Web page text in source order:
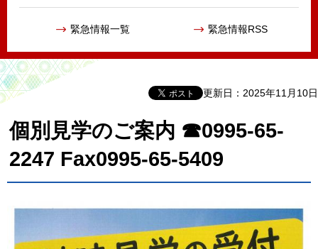
緊急情報一覧 緊急情報RSS
更新日：2025年11月10日
個別見学のご案内 ☎0995-65-
2247 Fax0995-65-5409